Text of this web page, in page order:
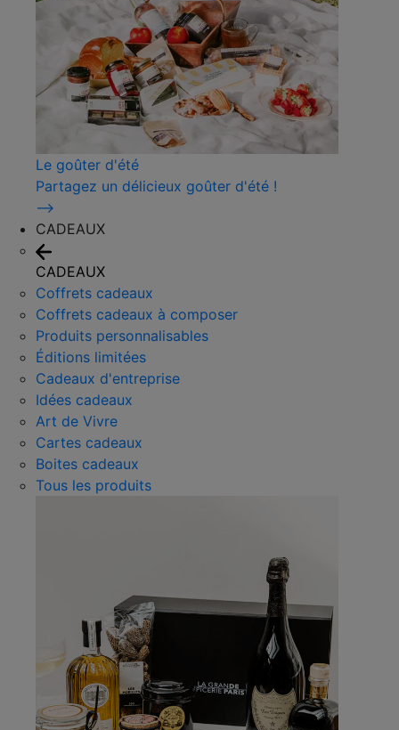
Le goûter d'été
Partagez un délicieux goûter d'été !
⟶
CADEAUX
CADEAUX
Coffrets cadeaux
Coffrets cadeaux à composer
Produits personnalisables
Éditions limitées
Cadeaux d'entreprise
Idées cadeaux
Art de Vivre
Cartes cadeaux
Boites cadeaux
Tous les produits